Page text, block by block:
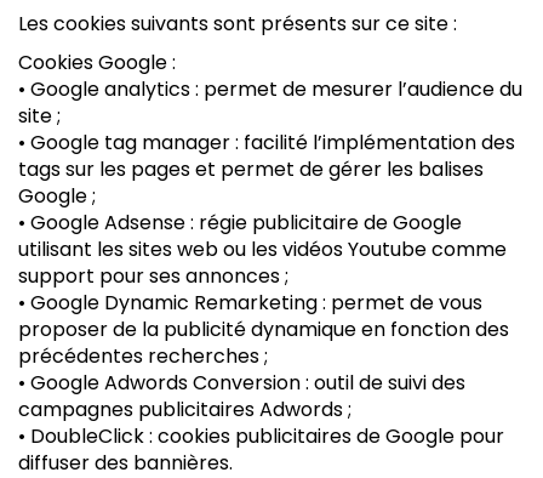
Les cookies suivants sont présents sur ce site :
Cookies Google :
• Google analytics : permet de mesurer l’audience du
site ;
• Google tag manager : facilité l’implémentation des
tags sur les pages et permet de gérer les balises
Google ;
• Google Adsense : régie publicitaire de Google
utilisant les sites web ou les vidéos Youtube comme
support pour ses annonces ;
• Google Dynamic Remarketing : permet de vous
proposer de la publicité dynamique en fonction des
précédentes recherches ;
• Google Adwords Conversion : outil de suivi des
campagnes publicitaires Adwords ;
• DoubleClick : cookies publicitaires de Google pour
diffuser des bannières.